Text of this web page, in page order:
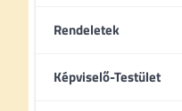
Rendeletek
Képviselő-Testület